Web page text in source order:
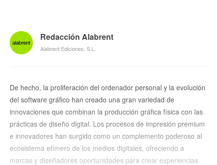
Redacción Alabrent
Alabrent Ediciones, S.L.
De hecho, la proliferación del ordenador personal y la evolución
del software gráfico han creado una gran variedad de
innovaciones que combinan la producción gráfica física con las
prácticas de diseño digital. Los procesos de impresión premium
e innovadores han surgido como un complemento poderoso al
ecosistema efímero de los medios digitales, ofreciendo a
marcas y diseñadores oportunidades para crear experiencias